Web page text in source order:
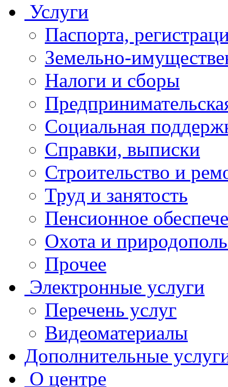
Услуги
Паспорта,
Земельно-
Налоги и сборы
Социальная
Справки, выписки
Строительство и
Труд и занятость
Пенсионное
Охота и
Прочее
Электронные услуги
Перечень услуг
Видеоматериалы
Дополнительные
О центре